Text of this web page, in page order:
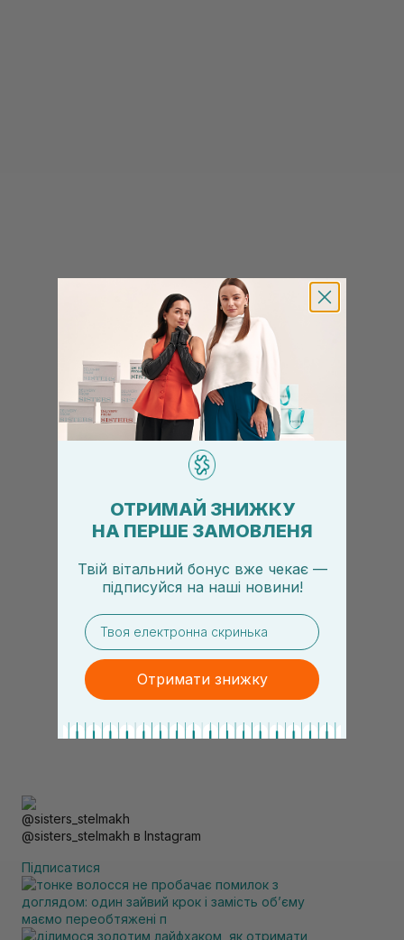
@sisters_stelmakh в Instagram
Підписатися
ОТРИМАЙ ЗНИЖКУ
НА ПЕРШЕ ЗАМОВЛЕНЯ
Твій вітальний бонус вже чекає —
підписуйся на наші новини!
email
Отримати знижку